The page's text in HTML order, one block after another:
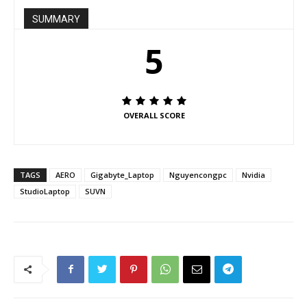
SUMMARY
5
OVERALL SCORE
TAGS AERO Gigabyte_Laptop Nguyencongpc
Nvidia
StudioLaptop
SUVN